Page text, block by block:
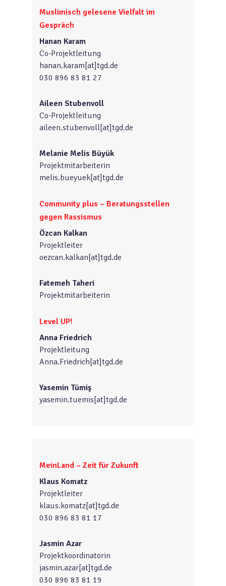
Muslimisch gelesene Vielfalt im
Gespräch
Hanan Karam
Co-Projektleitung
hanan.karam[at]tgd.de
030 896 83 81 27
Aileen Stubenvoll
Co-Projektleitung
aileen.stubenvoll[at]tgd.de
Melanie Melis Büyük
Projektmitarbeiterin
melis.bueyuek[at]tgd.de
Community plus – Beratungsstellen
gegen Rassismus
Özcan Kalkan
Projektleiter
oezcan.kalkan[at]tgd.de
Fatemeh Taheri
Projektmitarbeiterin
Level UP!
Anna Friedrich
Projektleitung
Anna.Friedrich[at]tgd.de
Yasemin Tümiş
yasemin.tuemis[at]tgd.de
MeinLand – Zeit für Zukunft
Klaus Komatz
Projektleiter
klaus.komatz[at]tgd.de
030 896 83 81 17
Jasmin Azar
Projektkoordinatorin
jasmin.azar[at]tgd.de
030 896 83 81 19